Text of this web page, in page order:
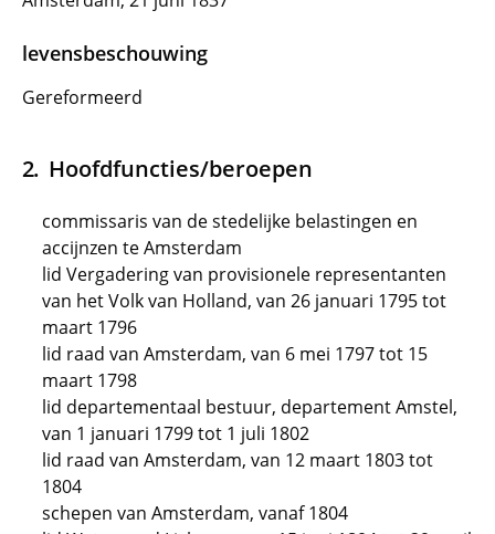
levensbeschouwing
Gereformeerd
Hoofdfuncties/beroepen
commissaris van de stedelijke belastingen en
accijnzen te Amsterdam
lid Vergadering van provisionele representanten
van het Volk van Holland, van 26 januari 1795 tot
maart 1796
lid raad van Amsterdam, van 6 mei 1797 tot 15
maart 1798
lid departementaal bestuur, departement Amstel,
van 1 januari 1799 tot 1 juli 1802
lid raad van Amsterdam, van 12 maart 1803 tot
1804
schepen van Amsterdam, vanaf 1804